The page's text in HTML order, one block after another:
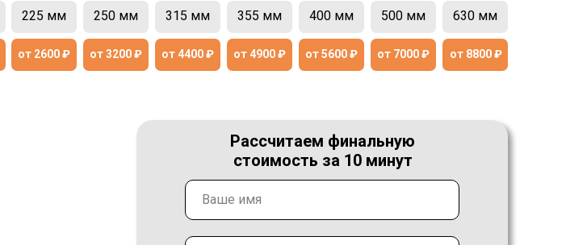
225 мм
от 2600 ₽
250 мм
от 3200 ₽
315 мм
от 4400 ₽
355 мм
от 4900 ₽
400 мм
от 5600 ₽
500 мм
от 7000 ₽
630 мм
от 8800 ₽
Рассчитаем финальную
стоимость за 10 минут